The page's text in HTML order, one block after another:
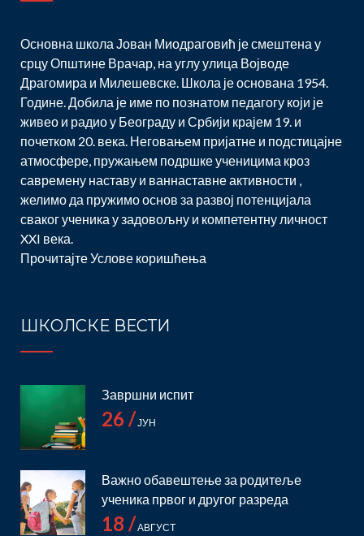
Основна школа Јован Миодраговић је смештена у
срцу Општине Врачар, на углу улица Војводе
Драгомира и Милешевске. Школа је основана 1954.
Године. Добила је име по познатом педагогу који је
живео и радио у Београду и Србији крајем 19. и
почетком 20. века. Неговањем пријатне и подстицајне
атмосфере, пружањем подршке ученицима кроз
савремену наставу и ваннаставне активности ,
желимо да пружимо основ за развој потенцијала
сваког ученика у задовољну и компетентну личност
XXI века.
ПрочитајтеУслове коришћења
ШКОЛСКЕ ВЕСТИ
Завршни испит
26 /ЈУН
Важно обавештење за родитеље
ученика првог и другог разреда
18 /АВГУСТ